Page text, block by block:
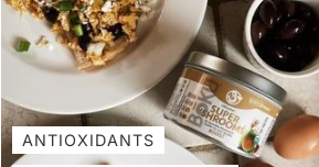
2 汤匙 是拉差 纯素“超级特制酱”： 1...
ANTIOXIDANTS